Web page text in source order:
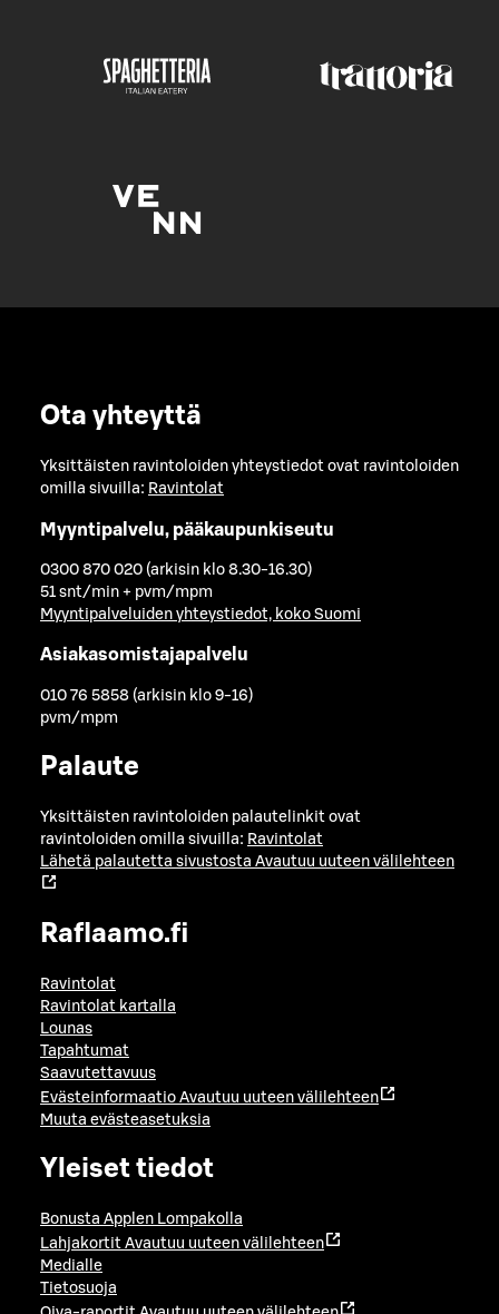
Ota yhteyttä
Yksittäisten ravintoloiden yhteystiedot ovat ravintoloiden
omilla sivuilla: Ravintolat
Myyntipalvelu, pääkaupunkiseutu
0300 870 020 (arkisin klo 8.30-16.30)
51 snt/min + pvm/mpm
Myyntipalveluiden yhteystiedot, koko Suomi
Asiakasomistajapalvelu
010 76 5858 (arkisin klo 9-16)
pvm/mpm
Palaute
Yksittäisten ravintoloiden palautelinkit ovat
ravintoloiden omilla sivuilla: Ravintolat
Lähetä palautetta sivustosta Avautuu uuteen välilehteen
Raflaamo.fi
Ravintolat
Ravintolat kartalla
Lounas
Tapahtumat
Saavutettavuus
Evästeinformaatio Avautuu uuteen välilehteen
Muuta evästeasetuksia
Yleiset tiedot
Bonusta Applen Lompakolla
Lahjakortit Avautuu uuteen välilehteen
Medialle
Tietosuoja